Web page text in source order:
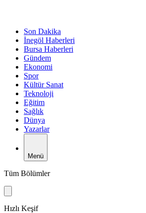
Son Dakika
İnegöl Haberleri
Bursa Haberleri
Gündem
Ekonomi
Spor
Kültür Sanat
Teknoloji
Eğitim
Sağlık
Dünya
Yazarlar
Menü
Tüm Bölümler
Hızlı Keşif